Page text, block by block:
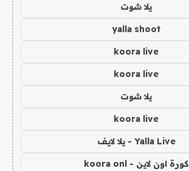
يلا شوت
yalla shoot
koora live
koora live
يلا شوت
koora live
Yalla Live - يلا لايف
كورة اون لاين - koora onl